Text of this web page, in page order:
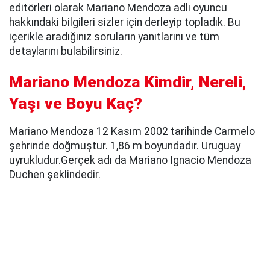
editörleri olarak Mariano Mendoza adlı oyuncu
hakkındaki bilgileri sizler için derleyip topladık. Bu
içerikle aradığınız soruların yanıtlarını ve tüm
detaylarını bulabilirsiniz.
Mariano Mendoza Kimdir, Nereli,
Yaşı ve Boyu Kaç?
Mariano Mendoza 12 Kasım 2002 tarihinde Carmelo
şehrinde doğmuştur. 1,86 m boyundadır. Uruguay
uyrukludur.Gerçek adı da Mariano Ignacio Mendoza
Duchen şeklindedir.